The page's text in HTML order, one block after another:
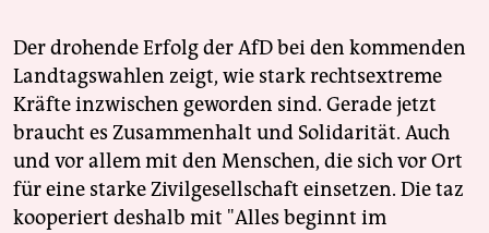
Der drohende Erfolg der AfD bei den kommenden
Landtagswahlen zeigt, wie stark rechtsextreme
Kräfte inzwischen geworden sind. Gerade jetzt
braucht es Zusammenhalt und Solidarität. Auch
und vor allem mit den Menschen, die sich vor Ort
für eine starke Zivilgesellschaft einsetzen. Die taz
kooperiert deshalb mit "Alles beginnt im